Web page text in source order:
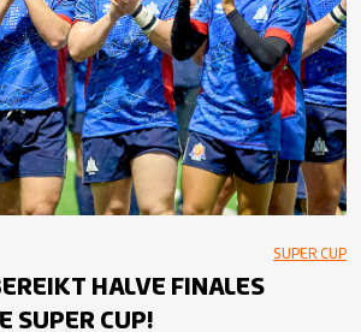
SUPER CUP
HALVE FINALES
SUPER CUP!